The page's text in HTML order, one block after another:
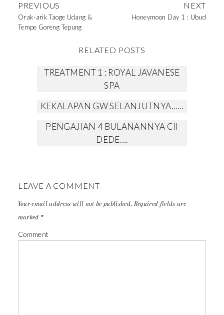
PREVIOUS
Orak-arik Taoge Udang &
Tempe Goreng Tepung
NEXT
Honeymoon Day 1 : Ubud
RELATED POSTS
TREATMENT 1 : ROYAL JAVANESE
SPA
KEKALAPAN GW SELANJUTNYA……
PENGAJIAN 4 BULANANNYA CII
DEDE….
LEAVE A COMMENT
Your email address will not be published. Required fields are
marked *
Comment